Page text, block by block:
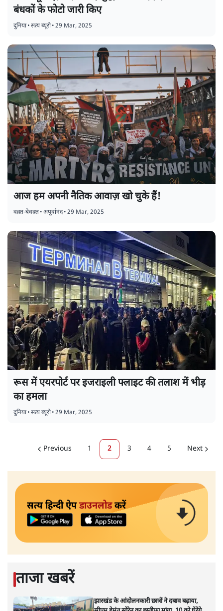
नेतन्याहू अड़े, कहा- कोई युद्ध विराम नहीं, हमास ने
बंधकों के फोटो जारी किए
दुनिया•सत्य ब्यूरो•29 Mar, 2025
आज हम अपनी नैतिक आवाज़ खो चुके हैं!
वक़्त-बेवक़्त•अपूर्वानंद •29 Mar, 2025
रूस में एयरपोर्ट पर इजराइली फ्लाइट की तलाश में भीड़
सत्य ब्यूरो•29 Mar, 2025
Previous 1 2 3 4 5 Next
सत्य हिन्दी ऐपडाउनलोडकरें